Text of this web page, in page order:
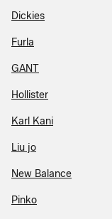
Dickies
Furla
GANT
Hollister
Karl Kani
Liu jo
New Balance
Pinko